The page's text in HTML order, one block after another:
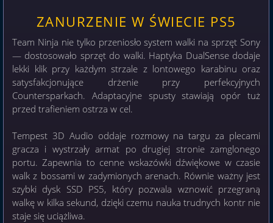
ZANURZENIE W ŚWIECIE PS5
Team Ninja nie tylko przeniosło system walki na sprzęt Sony
— dostosowało sprzęt do walki. Haptyka DualSense dodaje
lekki klik przy każdym strzale z lontowego karabinu oraz
satysfakcjonujące drżenie przy perfekcyjnych
Countersparkach. Adaptacyjne spusty stawiają opór tuż
przed trafieniem ostrza w cel.
Tempest 3D Audio oddaje rozmowy na targu za plecami
gracza i wystrzały armat po drugiej stronie zamglonego
portu. Zapewnia to cenne wskazówki dźwiękowe w czasie
walk z bossami w zadymionych arenach. Równie ważny jest
szybki dysk SSD PS5, który pozwala wznowić przegraną
walkę w kilka sekund, dzięki czemu nauka trudnych kontr nie
staje się uciążliwa.